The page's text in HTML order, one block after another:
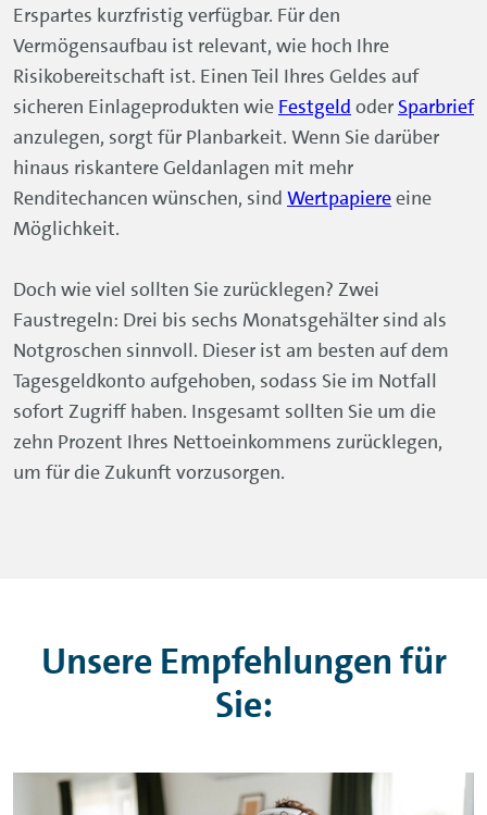
Erspartes kurzfristig verfügbar. Für den
Vermögensaufbau ist relevant, wie hoch Ihre
Risikobereitschaft ist. Einen Teil Ihres Geldes auf
sicheren Einlageprodukten wie Festgeld oder Sparbrief
anzulegen, sorgt für Planbarkeit. Wenn Sie darüber
hinaus riskantere Geldanlagen mit mehr
Renditechancen wünschen, sind Wertpapiereeine
Möglichkeit.
Doch wie viel sollten Sie zurücklegen? Zwei
Faustregeln: Drei bis sechs Monatsgehälter sind als
Notgroschen sinnvoll. Dieser ist am besten auf dem
Tagesgeldkonto aufgehoben, sodass Sie im Notfall
sofort Zugriff haben. Insgesamt sollten Sie um die
zehn Prozent Ihres Nettoeinkommens zurücklegen,
um für die Zukunft vorzusorgen.
Unsere Empfehlungen für
Sie: